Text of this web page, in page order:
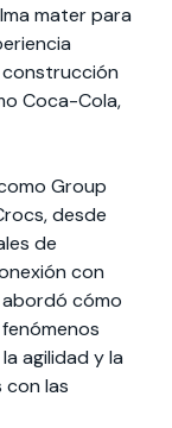
mater para
Coca-Cola,
Group
desde
de
con
abordó cómo
agilidad y la
con las